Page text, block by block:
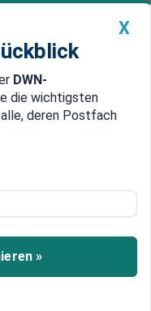
Premium
China
Ukraine-
Einsatz
X
DWN-
die wichtigsten
deren Postfach
»